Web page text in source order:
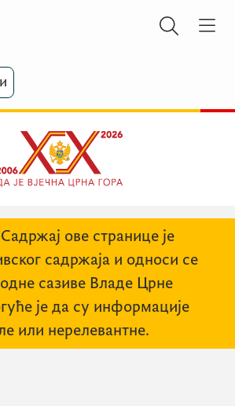
Садржај ове странице је
садржаја и односи се
сазиве Владе Црне
је да су информације
или нерелевантне.